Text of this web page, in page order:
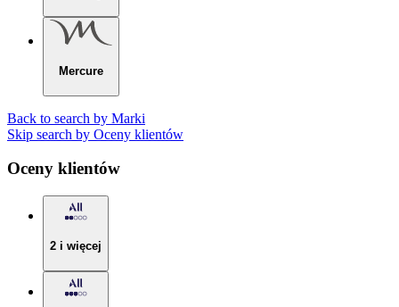
Mercure
Back to search by Marki
Skip search by Oceny klientów
Oceny klientów
2 i więcej